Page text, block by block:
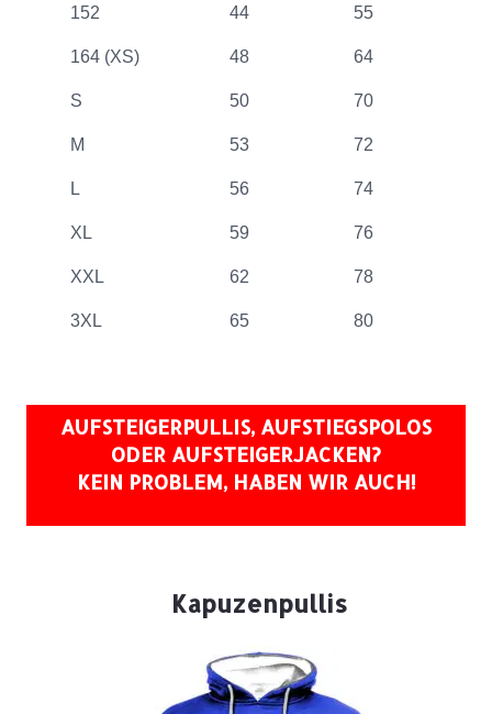
152 44 55
164 (XS) 48 64
S 50 70
M 53 72
L 56 74
XL 59 76
XXL 62 78
3XL 65 80
AUFSTEIGERPULLIS, AUFSTIEGSPOLOS
ODER AUFSTEIGERJACKEN?
KEIN PROBLEM, HABEN WIR AUCH!
Kapuzenpullis